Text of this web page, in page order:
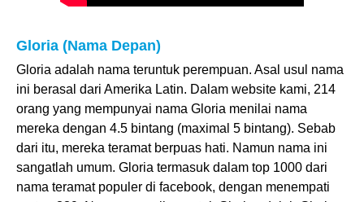
Gloria (Nama Depan)
Gloria adalah nama teruntuk perempuan. Asal usul nama
ini berasal dari Amerika Latin. Dalam website kami, 214
orang yang mempunyai nama Gloria menilai nama
mereka dengan 4.5 bintang (maximal 5 bintang). Sebab
dari itu, mereka teramat berpuas hati. Namun nama ini
sangatlah umum. Gloria termasuk dalam top 1000 dari
nama teramat populer di facebook, dengan menempati